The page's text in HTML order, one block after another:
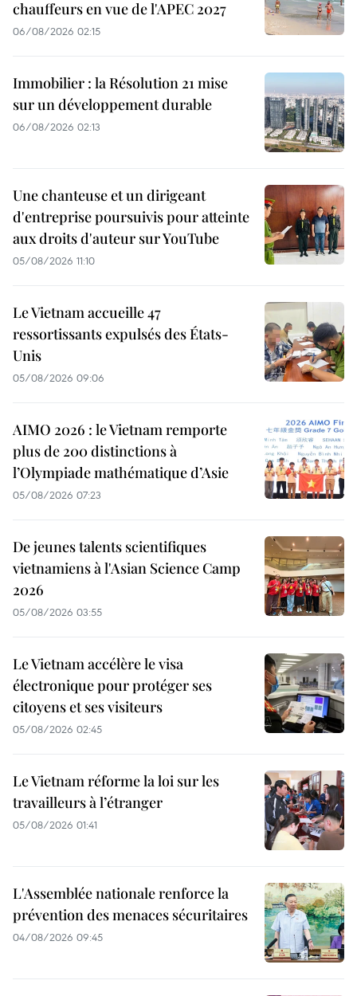
chauffeurs en vue de l'APEC 2027
06/08/2026 02:15
Immobilier : la Résolution 21 mise
sur un développement durable
06/08/2026 02:13
Une chanteuse et un dirigeant
d'entreprise poursuivis pour atteinte
aux droits d'auteur sur YouTube
05/08/2026 11:10
Le Vietnam accueille 47
ressortissants expulsés des États-
Unis
05/08/2026 09:06
AIMO 2026 : le Vietnam remporte
plus de 200 distinctions à
l’Olympiade mathématique d’Asie
05/08/2026 07:23
De jeunes talents scientifiques
vietnamiens à l'Asian Science Camp
2026
05/08/2026 03:55
Le Vietnam accélère le visa
électronique pour protéger ses
citoyens et ses visiteurs
05/08/2026 02:45
Le Vietnam réforme la loi sur les
travailleurs à l’étranger
05/08/2026 01:41
L'Assemblée nationale renforce la
prévention des menaces sécuritaires
04/08/2026 09:45